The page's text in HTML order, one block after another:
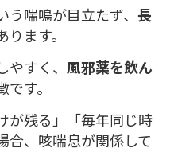
喘鳴が目立たず、 長
ります。
やすく、 風邪薬を飲ん
す。
が残る」「毎年同じ時
合、咳喘息が関係して